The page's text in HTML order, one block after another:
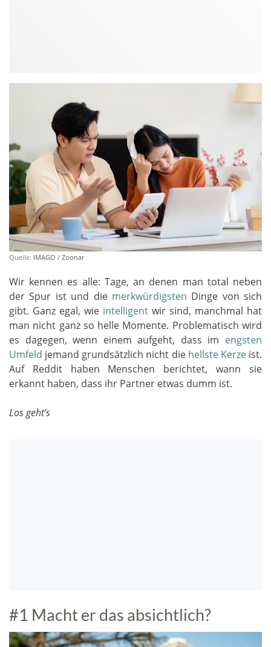
Quelle: IMAGO / Zoonar
Wir kennen es alle: Tage, an denen man total neben
der Spur ist und die merkwürdigsten Dinge von sich
gibt. Ganz egal, wie intelligent wir sind, manchmal hat
man nicht ganz so helle Momente. Problematisch wird
es dagegen, wenn einem aufgeht, dass im engsten
Umfeld jemand grundsätzlich nicht die hellste Kerzeist.
Auf Reddit haben Menschen berichtet, wann sie
erkannt haben, dass ihr Partner etwas dumm ist.
Los geht’s
#1 Macht er das absichtlich?